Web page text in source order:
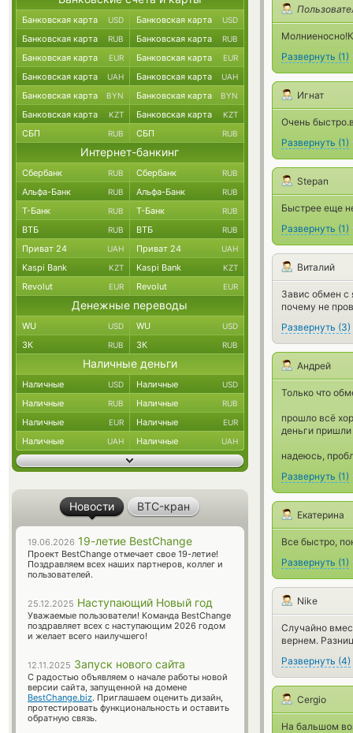
Развернуть (1)
Игнат
Очень
Развернуть (1)
Stepan
Быстрее еще
Развернуть (1)
Виталий
Завис обмен с
почему не
Развернуть (3)
Андрей
Только что
прошло всё
деньги
надеюсь,
Развернуть (1)
Екатерина
Все быстро,
Развернуть (1)
Nike
Случайно
вернем.
Развернуть (4)
Cergio
На бальшом
Банковская карта USD Банковская карта USD
Банковская карта RUB Банковская карта RUB
Банковская карта EUR Банковская карта EUR
Банковская карта UAH Банковская карта UAH
Банковская карта BYN Банковская карта BYN
Банковская карта KZT Банковская карта KZT
СБП RUB СБП RUB
Интернет-банкинг
Сбербанк RUB Сбербанк RUB
Альфа-Банк RUB Альфа-Банк RUB
Т-Банк RUB Т-Банк RUB
ВТБ RUB ВТБ RUB
Приват 24 UAH Приват 24 UAH
Kaspi Bank KZT Kaspi Bank KZT
Revolut EUR Revolut EUR
Денежные переводы
WU USD WU USD
ЗК RUB ЗК RUB
Наличные деньги
Наличные USD Наличные USD
Наличные RUB Наличные RUB
Наличные EUR Наличные EUR
Наличные UAH Наличные UAH
Новости BTC-кран
19.06.2026 19-летие BestChange
Проект BestChange отмечает свое 19-летие!
Поздравляем всех наших партнеров, коллег и
пользователей.
25.12.2025 Наступающий Новый год
Уважаемые пользователи! Команда BestChange
поздравляет всех с наступающим 2026 годом
и желает всего наилучшего!
12.11.2025 Запуск нового сайта
С радостью объявляем о начале работы новой
версии сайта, запущенной на домене
BestChange.biz. Приглашаем оценить дизайн,
протестировать функциональность и оставить
обратную связь.